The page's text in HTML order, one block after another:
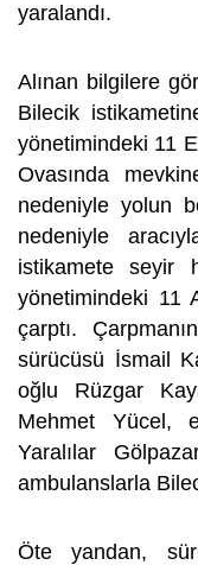
yaralandı.
Alınan bilgilere
Bilecik
yönetimindeki 11
Ovasında
nedeniyle yolun
nedeniyle
istikamete seyir
yönetimindeki 11
çarptı.
sürücüsü İsmail
oğlu Rüzgar
Mehmet Yücel,
Yaralılar
ambulanslarla
Öte yandan,